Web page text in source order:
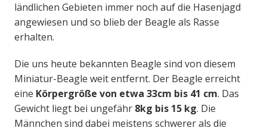
ländlichen Gebieten immer noch auf die Hasenjagd
angewiesen und so blieb der Beagle als Rasse
erhalten.
Die uns heute bekannten Beagle sind von diesem
Miniatur-Beagle weit entfernt. Der Beagle erreicht
eine Körpergröße von etwa 33cm bis 41 cm. Das
Gewicht liegt bei ungefähr 8kg bis 15 kg. Die
Männchen sind dabei meistens schwerer als die